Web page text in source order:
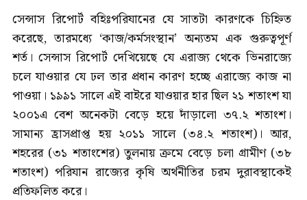
সেন্সাস রিপোর্ট বহিঃপরিযানের যে সাতটা কারণকে চিহ্নিত
করেছে, তারমধ্যে ‘কাজ/কর্মসংস্থান’ অন্যতম এক গুরুত্বপূর্ণ
শর্ত। সেন্সাস রিপোর্ট দেখিয়েছে যে এরাজ্য থেকে ভিনরাজ্যে
চলে যাওয়ার যে ঢল তার প্রধান কারণ হচ্ছে এরাজ্যে কাজ না
পাওয়া। ১৯৯১ সালে এই বাইরে যাওয়ার হার ছিল ২১ শতাংশ যা
২০০১এ বেশ অনেকটা বেড়ে হয়ে দাঁড়ালো ৩৭.২ শতাংশ।
সামান্য হ্রাসপ্রাপ্ত হয় ২০১১ সালে (৩৪.২ শতাংশ)। আর,
শহরের (৩১ শতাংশের) তুলনায় ক্রমে বেড়ে চলা গ্রামীণ (৩৮
শতাংশ) পরিযান রাজ্যের কৃষি অর্থনীতির চরম দুরাবস্থাকেই
প্রতিফলিত করে।